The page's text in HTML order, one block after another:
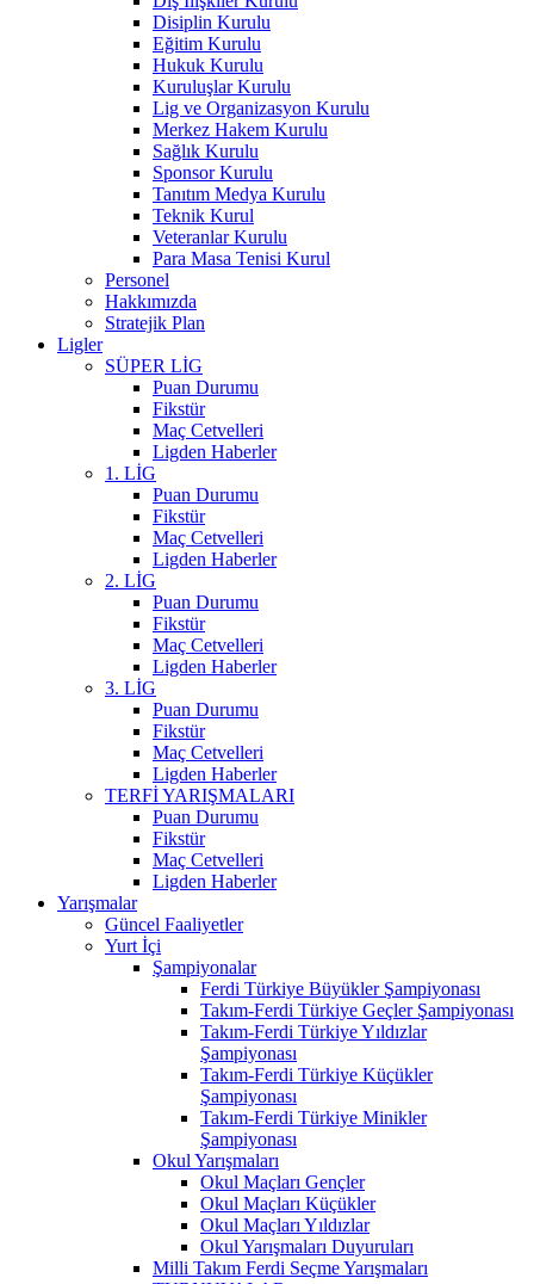
Disiplin Kurulu
Eğitim Kurulu
Hukuk Kurulu
Kuruluşlar Kurulu
Lig ve Organizasyon Kurulu
Merkez Hakem Kurulu
Sağlık Kurulu
Sponsor Kurulu
Tanıtım Medya Kurulu
Teknik Kurul
Veteranlar Kurulu
Para Masa Tenisi Kurul
Personel
Hakkımızda
Stratejik Plan
Ligler
SÜPER LİG
Puan Durumu
Fikstür
Maç Cetvelleri
Ligden Haberler
1. LİG
Puan Durumu
Fikstür
Maç Cetvelleri
Ligden Haberler
2. LİG
Puan Durumu
Fikstür
Maç Cetvelleri
Ligden Haberler
3. LİG
Puan Durumu
Fikstür
Maç Cetvelleri
Ligden Haberler
TERFİ YARIŞMALARI
Puan Durumu
Fikstür
Maç Cetvelleri
Ligden Haberler
Yarışmalar
Güncel Faaliyetler
Yurt İçi
Şampiyonalar
Ferdi Türkiye Büyükler Şampiyonası
Takım-Ferdi Türkiye Geçler Şampiyonası
Takım-Ferdi Türkiye Yıldızlar
Şampiyonası
Takım-Ferdi Türkiye Küçükler
Şampiyonası
Takım-Ferdi Türkiye Minikler
Şampiyonası
Okul Yarışmaları
Okul Maçları Gençler
Okul Maçları Küçükler
Okul Maçları Yıldızlar
Okul Yarışmaları Duyuruları
Milli Takım Ferdi Seçme Yarışmaları